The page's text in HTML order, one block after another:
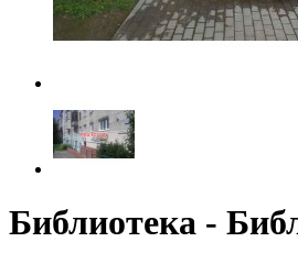
Библиотека -